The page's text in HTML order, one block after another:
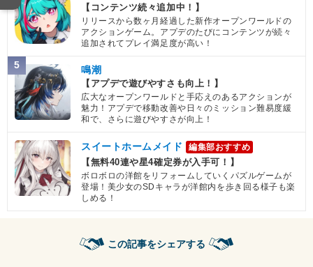
【コンテンツ続々追加中！】
リリースから数ヶ月経過した新作オープンワールドの
アクションゲーム。アプデのたびにコンテンツが続々
追加されてプレイ満足度が高い！
5 鳴潮
【アプデで遊びやすさも向上！】
広大なオープンワールドと手応えのあるアクションが
魅力！アプデで移動改善や日々のミッション難易度緩
和で、さらに遊びやすさが向上！
スイートホームメイド 編集部おすすめ
【無料40連や星4確定券が入手可！】
ボロボロの洋館をリフォームしていくパズルゲームが
登場！美少女のSDキャラが洋館内を歩き回る様子も楽
しめる！
この記事をシェアする